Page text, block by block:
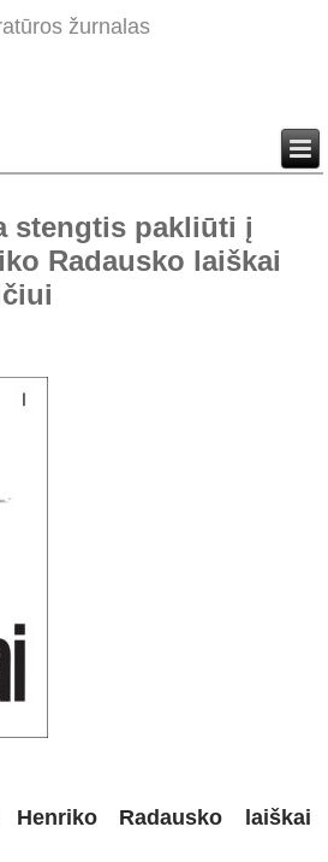
žurnalas
stengtis pakliūti į
Radausko laiškai
Henriko Radausko laiškai